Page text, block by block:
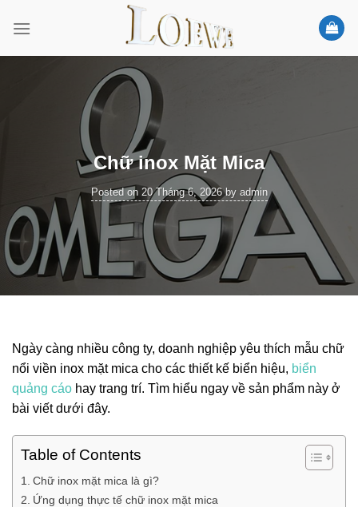
Chữ inox Mặt Mica
Posted on 20 Tháng 6, 2026by admin
Ngày càng nhiều công ty, doanh nghiệp yêu thích mẫu chữ
nổi viền inox mặt mica cho các thiết kế biển hiệu, biển
quảng cáo hay trang trí. Tìm hiểu ngay về sản phẩm này ở
bài viết dưới đây.
Table of Contents
Chữ inox mặt mica là gì?
Ứng dụng thực tế chữ inox mặt mica